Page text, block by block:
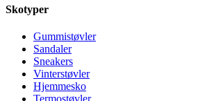
Skotyper
Gummistøvler
Sandaler
Sneakers
Vinterstøvler
Hjemmesko